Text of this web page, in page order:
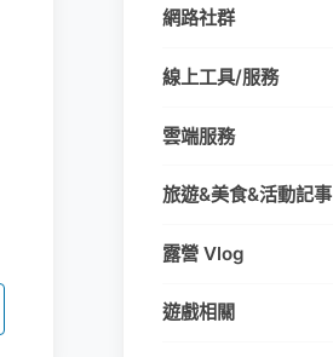
網路社群
線上工具/服務
雲端服務
旅遊&美食&活動記事
露營 Vlog
遊戲相關